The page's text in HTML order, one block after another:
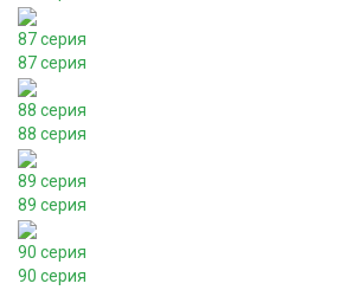
87 серия
87 серия
88 серия
88 серия
89 серия
89 серия
90 серия
90 серия